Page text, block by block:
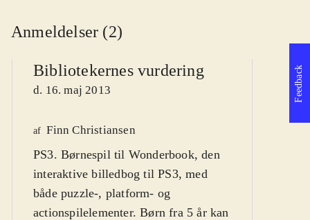
Anmeldelser (2)
Bibliotekernes vurdering
d. 16. maj 2013
af Finn Christiansen
PS3. Børnespil til Wonderbook, den
interaktive billedbog til PS3, med
både puzzle-, platform- og
actionspilelementer. Børn fra 5 år kan
Feedback